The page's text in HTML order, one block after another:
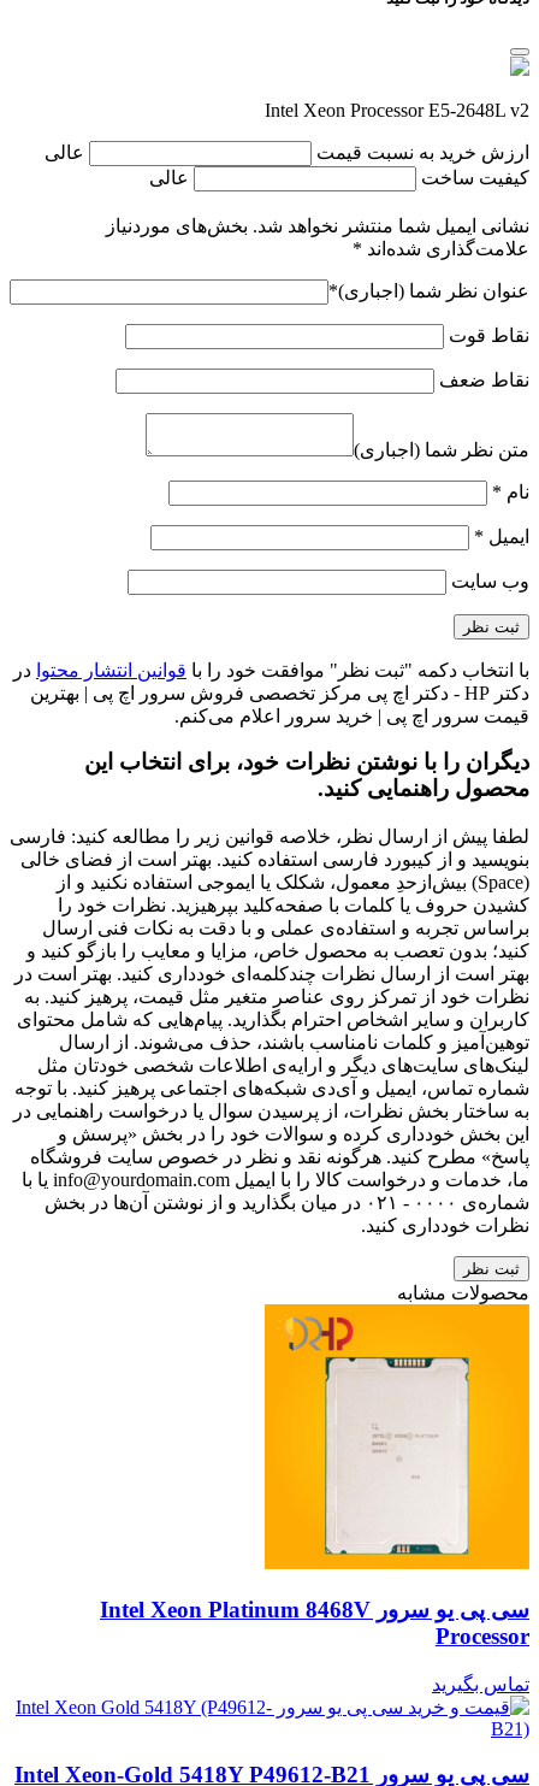
Intel Xeon Processor E5-2648L v2
ارزش خرید به نسبت قیمت
عالی
کیفیت ساخت
عالی
نشانی ایمیل شما منتشر نخواهد شد. بخش‌های موردنیاز
علامت‌گذاری شده‌اند *
عنوان نظر شما (اجباری)*
نقاط قوت
نقاط ضعف
متن نظر شما (اجباری)
نام *
ایمیل *
وب‌ سایت
با انتخاب دکمه "ثبت نظر" موافقت خود را با قوانین انتشار محتوا در
دکتر HP - دکتر اچ پی مرکز تخصصی فروش سرور اچ پی | بهترین
قیمت سرور اچ پی | خرید سرور اعلام می‌کنم.
دیگران را با نوشتن نظرات خود، برای انتخاب این
محصول راهنمایی کنید.
لطفا پیش از ارسال نظر، خلاصه قوانین زیر را مطالعه کنید: فارسی
بنویسید و از کیبورد فارسی استفاده کنید. بهتر است از فضای خالی
(Space) بیش‌از‌حدِ معمول، شکلک یا ایموجی استفاده نکنید و از
کشیدن حروف یا کلمات با صفحه‌کلید بپرهیزید. نظرات خود را
براساس تجربه و استفاده‌ی عملی و با دقت به نکات فنی ارسال
کنید؛ بدون تعصب به محصول خاص، مزایا و معایب را بازگو کنید و
بهتر است از ارسال نظرات چندکلمه‌‌ای خودداری کنید. بهتر است در
نظرات خود از تمرکز روی عناصر متغیر مثل قیمت، پرهیز کنید. به
کاربران و سایر اشخاص احترام بگذارید. پیام‌هایی که شامل محتوای
توهین‌آمیز و کلمات نامناسب باشند، حذف می‌شوند. از ارسال
لینک‌های سایت‌های دیگر و ارایه‌ی اطلاعات شخصی خودتان مثل
شماره تماس، ایمیل و آی‌دی شبکه‌های اجتماعی پرهیز کنید. با توجه
به ساختار بخش نظرات، از پرسیدن سوال یا درخواست راهنمایی در
این بخش خودداری کرده و سوالات خود را در بخش «پرسش و
پاسخ» مطرح کنید. هرگونه نقد و نظر در خصوص سایت فروشگاه
ما، خدمات و درخواست کالا را با ایمیل info@yourdomain.com یا با
شماره‌ی ۰۰۰۰ - ۰۲۱ در میان بگذارید و از نوشتن آن‌ها در بخش
نظرات خودداری کنید.
ثبت نظر
محصولات مشابه
سی پی یو سرور Intel Xeon Platinum 8468V
Processor
تماس بگیرید
سی پی یو سرور Intel Xeon-Gold 5418Y P49612-B21